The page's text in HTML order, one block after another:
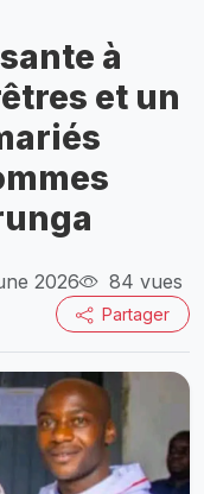
à
et un
2026 84 vues
Partager